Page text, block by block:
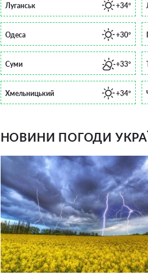
Луганськ +34°
Одеса +30°
Суми +33°
Хмельницький +34°
НОВИНИ ПОГОДИ